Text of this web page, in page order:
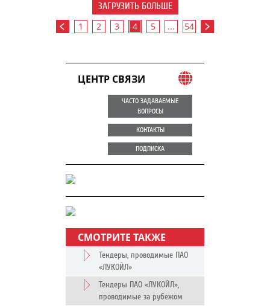
ЗАГРУЗИТЬ БОЛЬШЕ
1 2 3 4 5 ... 54
ЦЕНТР СВЯЗИ
ЧАСТО ЗАДАВАЕМЫЕ
ВОПРОСЫ
КОНТАКТЫ
ПОДПИСКА
СМОТРИТЕ ТАКЖЕ
Тендеры, проводимые ПАО
«ЛУКОЙЛ»
Тендеры ПАО «ЛУКОЙЛ»,
проводимые за рубежом